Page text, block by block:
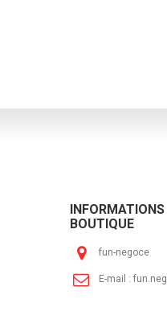
BOUTIQUE
fun-negoce
E-mail :